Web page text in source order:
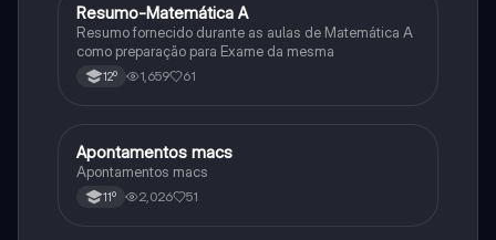
Matemática
Resumo-Matemática A
Resumo fornecido durante as aulas de Matemática A
como preparação para Exame da mesma
12º 1,659 61
Matemática
Apontamentos macs
Apontamentos macs
11º 2,026 51